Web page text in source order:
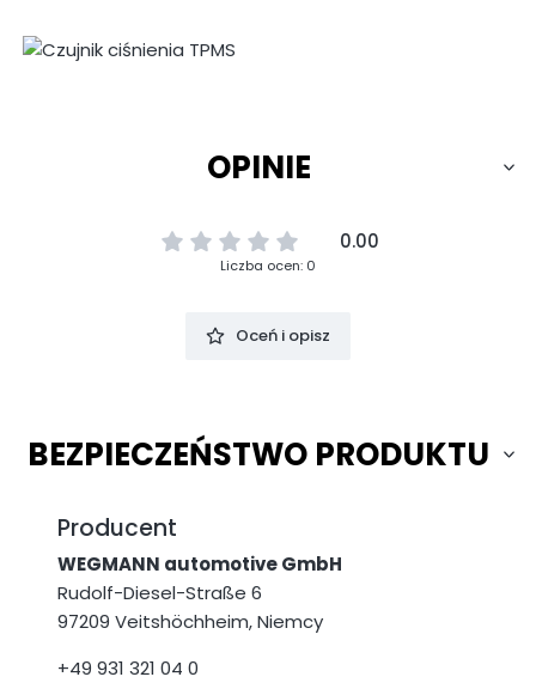
OPINIE
0.00
Liczba ocen: 0
Oceń i opisz
BEZPIECZEŃSTWO PRODUKTU
Producent
WEGMANN automotive GmbH
Rudolf-Diesel-Straße 6
97209 Veitshöchheim, Niemcy
+49 931 321 04 0